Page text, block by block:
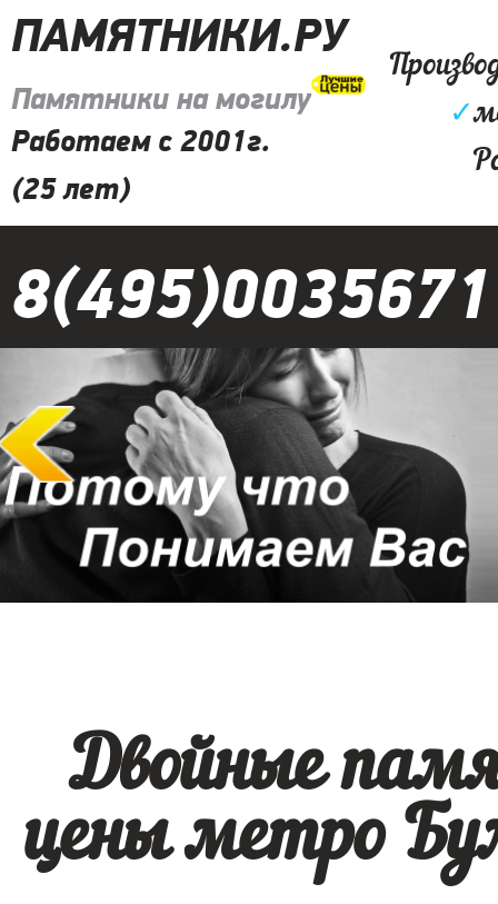
ПАМЯТНИКИ.РУ
Памятники на могилу
Работаем с 2001г.
(25 лет)
✓
8(495)0035671
Двойные
цены метро